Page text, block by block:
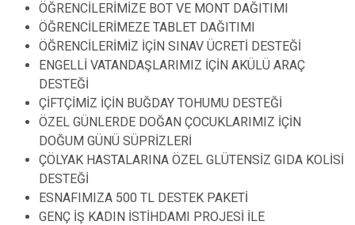
ÖĞRENCİLERİMİZE BOT VE MONT DAĞITIMI
ÖĞRENCİLERİMEZE TABLET DAĞITIMI
ÖĞRENCİLERİMİZ İÇİN SINAV ÜCRETİ DESTEĞİ
ENGELLİ VATANDAŞLARIMIZ İÇİN AKÜLÜ ARAÇ
DESTEĞİ
ÇİFTÇİMİZ İÇİN BUĞDAY TOHUMU DESTEĞİ
ÖZEL GÜNLERDE DOĞAN ÇOCUKLARIMIZ İÇİN
DOĞUM GÜNÜ SÜPRİZLERİ
ÇÖLYAK HASTALARINA ÖZEL GLÜTENSİZ GIDA KOLİSİ
DESTEĞİ
ESNAFIMIZA 500 TL DESTEK PAKETİ
GENÇ İŞ KADIN İSTİHDAMI PROJESİ İLE